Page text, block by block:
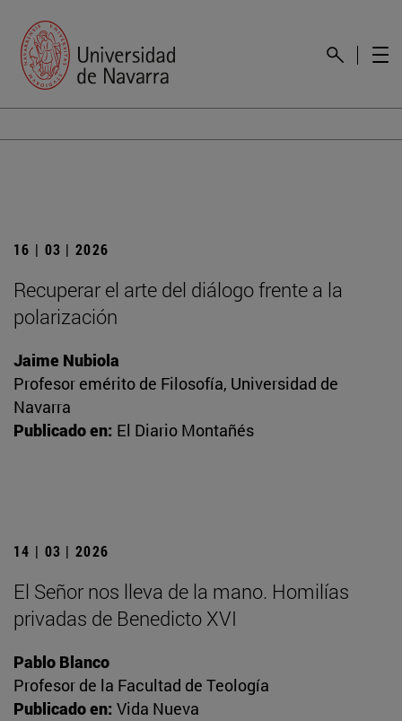
16 | 03 | 2026
Recuperar el arte del diálogo frente a la
polarización
Jaime Nubiola
Profesor emérito de Filosofía, Universidad de
Navarra
Publicado en: El Diario Montañés
14 | 03 | 2026
El Señor nos lleva de la mano. Homilías
privadas de Benedicto XVI
Pablo Blanco
Profesor de la Facultad de Teología
Publicado en: Vida Nueva